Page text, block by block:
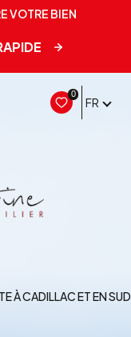
VOTRE BIEN
0
FR
À CADILLAC ET EN SUD